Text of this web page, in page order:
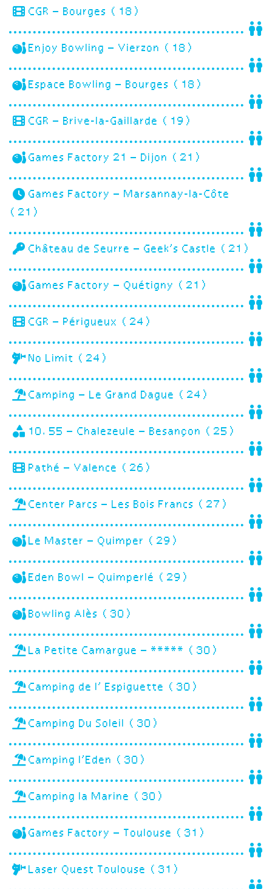
CGR – Bourges (18)
Enjoy Bowling – Vierzon (18)
Espace Bowling – Bourges (18)
CGR – Brive-la-Gaillarde (19)
Games Factory 21 – Dijon (21)
Games Factory – Marsannay-la-Côte
(21)
Château de Seurre – Geek’s Castle (21)
Games Factory – Quétigny (21)
CGR – Périgueux (24)
No Limit (24)
Camping – Le Grand Dague (24)
10.55 – Chalezeule – Besançon (25)
Pathé – Valence (26)
Center Parcs – Les Bois Francs (27)
Le Master – Quimper (29)
Eden Bowl – Quimperlé (29)
Bowling Alès (30)
La Petite Camargue – ***** (30)
Camping de l’ Espiguette (30)
Camping Du Soleil (30)
Camping l’Eden (30)
Camping la Marine (30)
Games Factory – Toulouse (31)
Laser Quest Toulouse (31)